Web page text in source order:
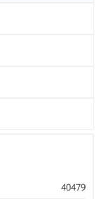
40479